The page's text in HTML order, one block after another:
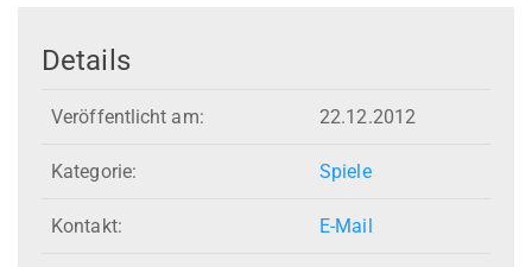
Details
Veröffentlicht am: 22.12.2012
Kategorie: Spiele
Kontakt: E-Mail